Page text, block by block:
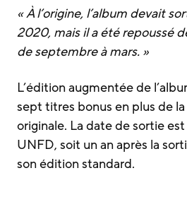
« À l’origine, l’album devait
2020, mais il a été repoussé
de septembre à mars. »
L’édition augmentée de
sept titres bonus en plus de
originale. La date de sortie est
UNFD, soit un an après la
son édition standard.